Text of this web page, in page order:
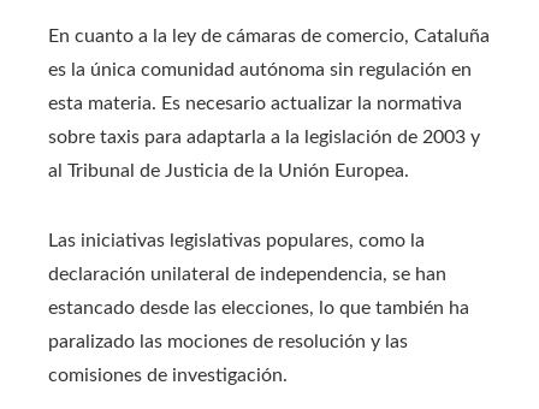
En cuanto a la ley de cámaras de comercio, Cataluña
es la única comunidad autónoma sin regulación en
esta materia. Es necesario actualizar la normativa
sobre taxis para adaptarla a la legislación de 2003 y
al Tribunal de Justicia de la Unión Europea.
Las iniciativas legislativas populares, como la
declaración unilateral de independencia, se han
estancado desde las elecciones, lo que también ha
paralizado las mociones de resolución y las
comisiones de investigación.